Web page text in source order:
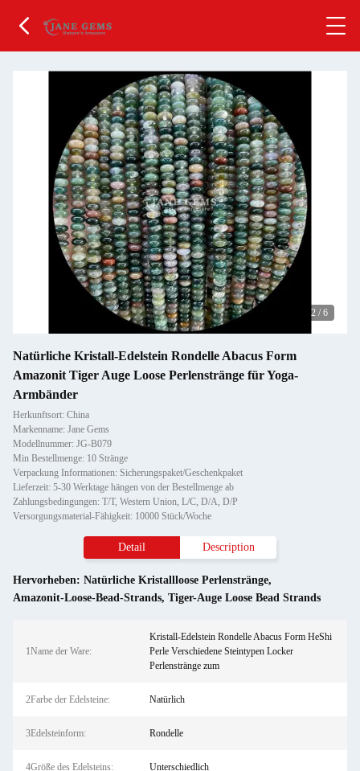
2 / 6
Natürliche Kristall-Edelstein Rondelle Abacus Form
Amazonit Tiger Auge Loose Perlenstränge für Yoga-
Armbänder
Herkunftsort: China
Markenname: Jane Gems
Modellnummer: JG-B079
Min Bestellmenge: 10 Stränge
Verpackung Informationen: Sicherungspaket/Geschenkpaket
Lieferzeit: 5-30 Werktage hängen von der Bestellmenge ab
Zahlungsbedingungen: T/T, Western Union, L/C, D/A, D/P
Versorgungsmaterial-Fähigkeit: 10000 Stück/Woche
Detail Description
Hervorheben: Natürliche Kristallloose Perlenstränge,
Amazonit-Loose-Bead-Strands, Tiger-Auge Loose Bead Strands
1Name der Ware:
Kristall-Edelstein Rondelle Abacus Form HeShi
Perle Verschiedene Steintypen Locker
Perlenstränge zum
2Farbe der Edelsteine: Natürlich
3Edelsteinform: Rondelle
4Größe des Edelsteins: Unterschiedlich